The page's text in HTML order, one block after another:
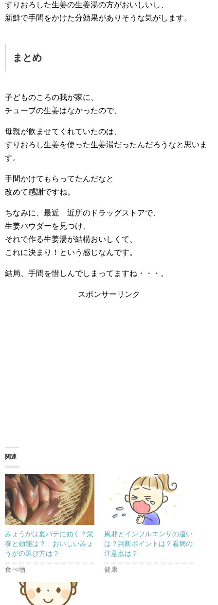
すりおろした生姜の生姜湯の方がおいしいし、
新鮮で手間をかけた分効果がありそうな気がします。
まとめ
子どものころの我が家に、
チューブの生姜はなかったので、
母親が飲ませてくれていたのは、
すりおろし生姜を使った生姜湯だったんだろうなと思いま
す。
手間かけてもらってたんだなと
改めて感謝ですね。
ちなみに、最近 近所のドラッグストアで、
生姜パウダーを見つけ、
それで作る生姜湯が結構おいしくて、
これに決まり！という感じなんです。
結局、手間を惜しんでしまってますね・・・。
スポンサーリンク
関連
みょうがは夏バテに効く？栄
養と効能は？ おいしいみょ
うがの選び方は？
食べ物
風邪とインフルエンザの違い
は？判断ポイントは？看病の
注意点は？
健康